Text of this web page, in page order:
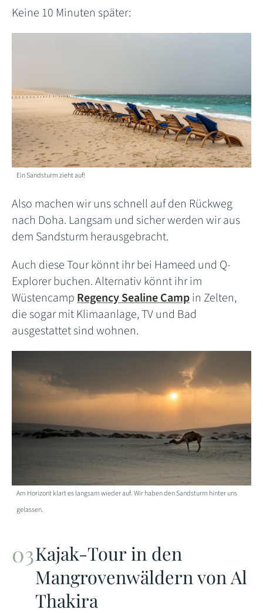
Keine 10 Minuten später:
Ein Sandsturm zieht auf!
Also machen wir uns schnell auf den Rückweg
nach Doha. Langsam und sicher werden wir aus
dem Sandsturm herausgebracht.
Auch diese Tour könnt ihr bei Hameed und Q-
Explorer buchen. Alternativ könnt ihr im
WüstencampRegency Sealine Campin Zelten,
die sogar mit Klimaanlage, TV und Bad
ausgestattet sind wohnen.
Am Horizont klart es langsam wieder auf. Wir haben den Sandsturm hinter uns
gelassen.
Kajak-Tour in den
Mangrovenwäldern von Al
Thakira